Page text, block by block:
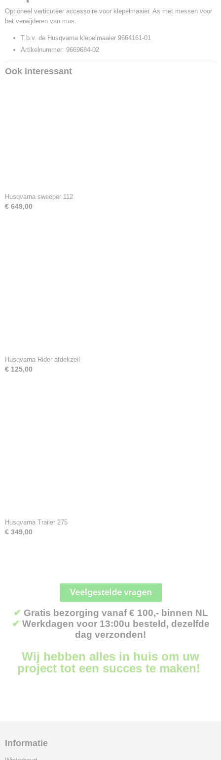
Optioneel verticuteer accessoire voor klepelmaaier. As met messen voor
het verwijderen van mos.
T.b.v. de Husqvarna klepelmaaier 9664161-01
Artikelnummer: 9669684-02
Ook interessant
Husqvarna sweeper 112
€ 649,00
Husqvarna Rider afdekzeil
€ 125,00
Husqvarna Trailer 275
€ 349,00
✔ Gratis bezorging vanaf € 100,- binnen NL
✔ Werkdagen voor 13:00u besteld, dezelfde
dag verzonden!
Wij hebben alles in huis om uw
project tot een succes te maken!
Informatie